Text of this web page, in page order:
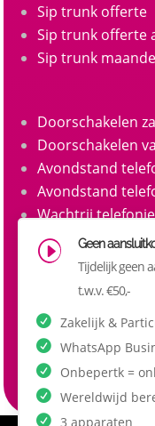
Sip trunk offerte
Sip trunk offerte
Sip trunk
Doorschakelen
Doorschakelen
Avondstand
Avondstand
Wachtrij telefonie
Call queue
Belgroepen
Belgroep
I Geen
Tijdelijk geen
t.w.v. €50,-
Zakelijk &
WhatsApp
Onbepertk =
Wereldwijd
3 apparaten